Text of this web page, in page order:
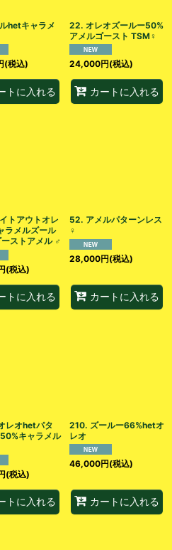
hetキャラメ
(税込)
トに入れる
22. オレオズールー50%
アメルゴースト TSM♀
24,000円(税込)
カートに入れる
トアウトオレ
ラメルズール
ストアメル ♂
(税込)
トに入れる
52. アメルパターンレス
♀
28,000円(税込)
カートに入れる
レオhetパタ
キャラメル
(税込)
トに入れる
210. ズールー66%hetオ
レオ
46,000円(税込)
カートに入れる